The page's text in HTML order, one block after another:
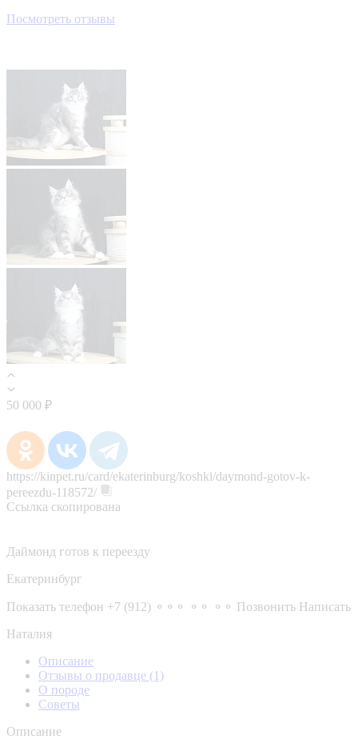
Посмотреть отзывы
50 000 ₽
https://kinpet.ru/card/ekaterinburg/koshki/daymond-gotov-k-
pereezdu-118572/
Ссылка скопирована
Даймонд готов к переезду
Екатеринбург
Показать телефон +7 (912) ⚬⚬⚬ ⚬⚬ ⚬⚬ Позвонить Написать
Наталия
Описание
Отзывы о продавце (1)
О породе
Советы
Описание